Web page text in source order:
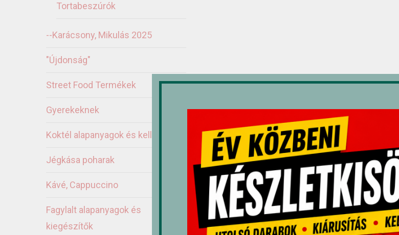
Tortabeszúrók
--Karácsony, Mikulás 2025
"Újdonság"
Street Food Termékek
Gyerekeknek
Koktél alapanyagok és kellékek
Jégkása poharak
Kávé, Cappuccino
Fagylalt alapanyagok és
kiegészítők
Kapcsolódó termékek